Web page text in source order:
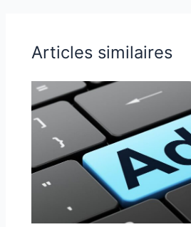
Articles similaires